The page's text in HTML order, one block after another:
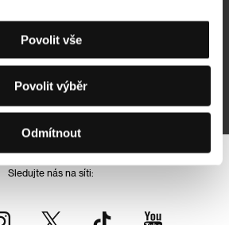
Povolit vše
Povolit výběr
Odmítnout
Přihlásit se k odběru
zpracováním osobních údajů
Sledujte nás na síti: